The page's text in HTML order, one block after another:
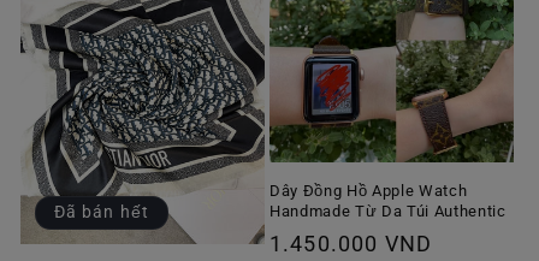
Đã bán hết
Dây Đồng Hồ Apple Watch
Handmade Từ Da Túi Authentic
Giá
1.450.000 VND